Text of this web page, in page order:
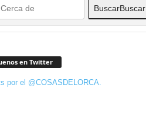
BuscarBuscar
en Twitter
por el @COSASDELORCA.